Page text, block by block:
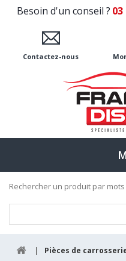
Besoin d'un conseil ? 03
Contactez-nous
Rechercher un produit par
| Pièces de